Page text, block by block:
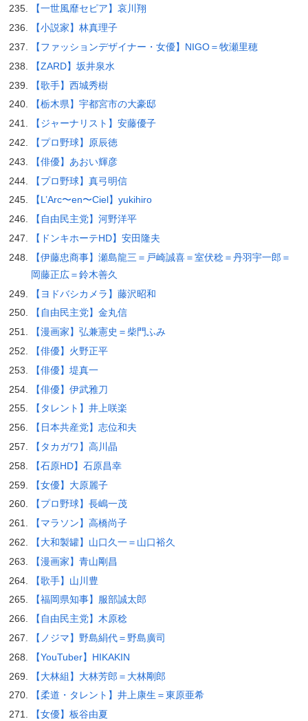
【一世風靡セピア】哀川翔
【小説家】林真理子
【ファッションデザイナー・女優】NIGO＝牧瀬里穂
【ZARD】坂井泉水
【歌手】西城秀樹
【栃木県】宇都宮市の大豪邸
【ジャーナリスト】安藤優子
【プロ野球】原辰徳
【俳優】あおい輝彦
【プロ野球】真弓明信
【L’Arc〜en〜Ciel】yukihiro
【自由民主党】河野洋平
【ドンキホーテHD】安田隆夫
【伊藤忠商事】瀬島龍三＝戸崎誠喜＝室伏稔＝丹羽宇一郎＝
岡藤正広＝鈴木善久
【ヨドバシカメラ】藤沢昭和
【自由民主党】金丸信
【漫画家】弘兼憲史＝柴門ふみ
【俳優】火野正平
【俳優】堤真一
【俳優】伊武雅刀
【タレント】井上咲楽
【日本共産党】志位和夫
【タカガワ】高川晶
【石原HD】石原昌幸
【女優】大原麗子
【プロ野球】長嶋一茂
【マラソン】高橋尚子
【大和製罐】山口久一＝山口裕久
【漫画家】青山剛昌
【歌手】山川豊
【福岡県知事】服部誠太郎
【自由民主党】木原稔
【ノジマ】野島絹代＝野島廣司
【YouTuber】HIKAKIN
【大林組】大林芳郎＝大林剛郎
【柔道・タレント】井上康生＝東原亜希
【女優】板谷由夏